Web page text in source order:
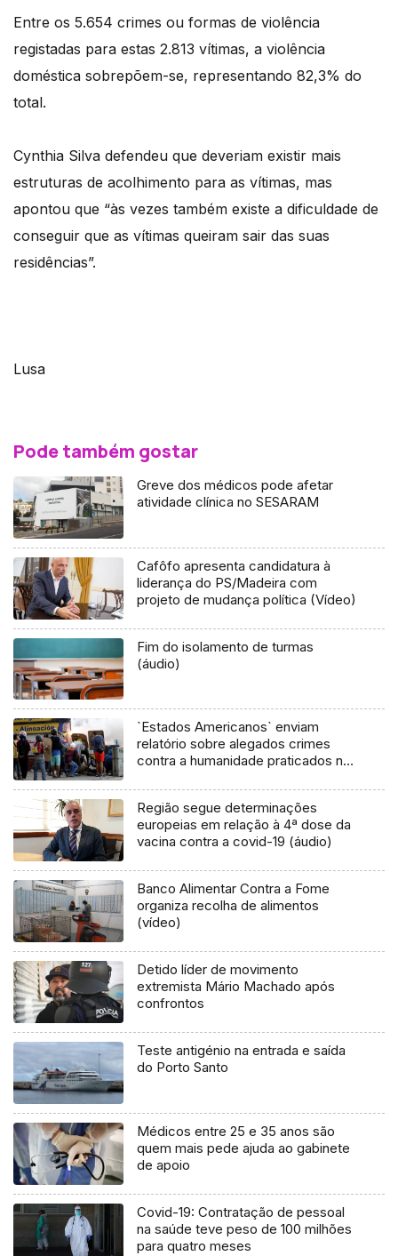
Entre os 5.654 crimes ou formas de violência
registadas para estas 2.813 vítimas, a violência
doméstica sobrepõem-se, representando 82,3% do
total.
Cynthia Silva defendeu que deveriam existir mais
estruturas de acolhimento para as vítimas, mas
apontou que “às vezes também existe a dificuldade de
conseguir que as vítimas queiram sair das suas
residências”.
Lusa
Pode também gostar
Greve dos médicos pode afetar
atividade clínica no SESARAM
Cafôfo apresenta candidatura à
liderança do PS/Madeira com
projeto de mudança política (Vídeo)
Fim do isolamento de turmas
(áudio)
`Estados Americanos` enviam
relatório sobre alegados crimes
contra a humanidade praticados na
Região segue determinações
europeias em relação à 4ª dose da
vacina contra a covid-19 (áudio)
Banco Alimentar Contra a Fome
organiza recolha de alimentos
(vídeo)
Detido líder de movimento
extremista Mário Machado após
confrontos
Teste antigénio na entrada e saída
do Porto Santo
Médicos entre 25 e 35 anos são
quem mais pede ajuda ao gabinete
de apoio
Covid-19: Contratação de pessoal
na saúde teve peso de 100 milhões
para quatro meses